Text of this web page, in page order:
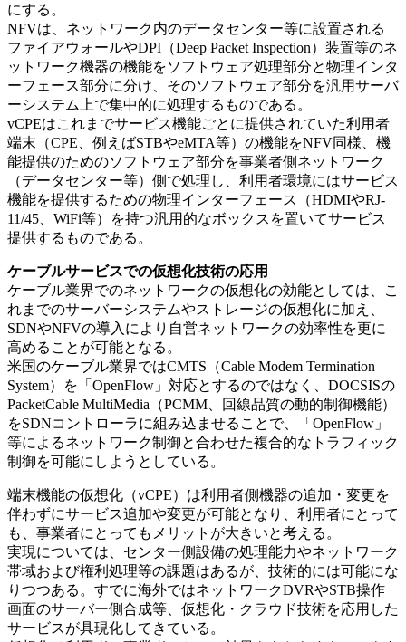
にする。
NFVは、ネットワーク内のデータセンター等に設置される
ファイアウォールやDPI（Deep Packet Inspection）装置等のネ
ットワーク機器の機能をソフトウェア処理部分と物理インタ
ーフェース部分に分け、そのソフトウェア部分を汎用サーバ
ーシステム上で集中的に処理するものである。
vCPEはこれまでサービス機能ごとに提供されていた利用者
端末（CPE、例えばSTBやeMTA等）の機能をNFV同様、機
能提供のためのソフトウェア部分を事業者側ネットワーク
（データセンター等）側で処理し、利用者環境にはサービス
機能を提供するための物理インターフェース（HDMIやRJ-
11/45、WiFi等）を持つ汎用的なボックスを置いてサービス
提供するものである。
ケーブルサービスでの仮想化技術の応用
ケーブル業界でのネットワークの仮想化の効能としては、こ
れまでのサーバーシステムやストレージの仮想化に加え、
SDNやNFVの導入により自営ネットワークの効率性を更に
高めることが可能となる。
米国のケーブル業界ではCMTS（Cable Modem Termination
System）を「OpenFlow」対応とするのではなく、DOCSISの
PacketCable MultiMedia（PCMM、回線品質の動的制御機能）
をSDNコントローラに組み込ませることで、「OpenFlow」
等によるネットワーク制御と合わせた複合的なトラフィック
制御を可能にしようとしている。
端末機能の仮想化（vCPE）は利用者側機器の追加・変更を
伴わずにサービス追加や変更が可能となり、利用者にとって
も、事業者にとってもメリットが大きいと考える。
実現については、センター側設備の処理能力やネットワーク
帯域および権利処理等の課題はあるが、技術的には可能にな
りつつある。すでに海外ではネットワークDVRやSTB操作
画面のサーバー側合成等、仮想化・クラウド技術を応用した
サービスが具現化してきている。